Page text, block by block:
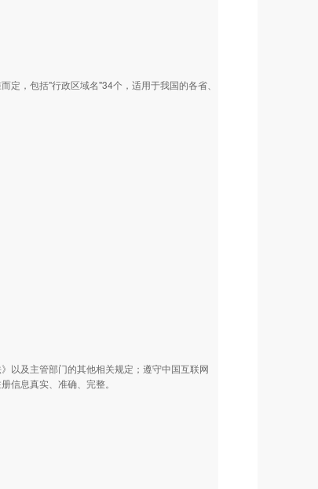
，包括"行政区域名"34个，适用于我国的各省、
以及主管部门的其他相关规定；遵守中国互联网
信息真实、准确、完整。